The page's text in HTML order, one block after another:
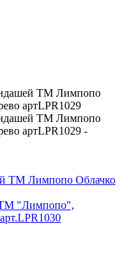
ТМ "Лимпопо",